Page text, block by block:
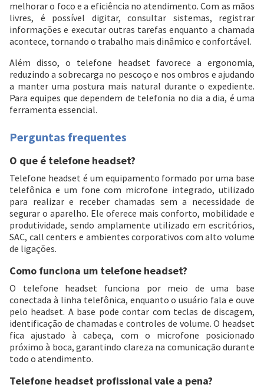
Entendi
Cartão de crédito
Entendi
Entendi
Entendi
melhorar o foco e a eficiência no atendimento. Com as mãos
livres, é possível digitar, consultar sistemas, registrar
informações e executar outras tarefas enquanto a chamada
acontece, tornando o trabalho mais dinâmico e confortável.
Além disso, o telefone headset favorece a ergonomia,
reduzindo a sobrecarga no pescoço e nos ombros e ajudando
a manter uma postura mais natural durante o expediente.
Para equipes que dependem de telefonia no dia a dia, é uma
ferramenta essencial.
Perguntas frequentes
O que é telefone headset?
Telefone headset é um equipamento formado por uma base
telefônica e um fone com microfone integrado, utilizado
para realizar e receber chamadas sem a necessidade de
segurar o aparelho. Ele oferece mais conforto, mobilidade e
produtividade, sendo amplamente utilizado em escritórios,
SAC, call centers e ambientes corporativos com alto volume
de ligações.
Como funciona um telefone headset?
O telefone headset funciona por meio de uma base
conectada à linha telefônica, enquanto o usuário fala e ouve
pelo headset. A base pode contar com teclas de discagem,
identificação de chamadas e controles de volume. O headset
fica ajustado à cabeça, com o microfone posicionado
próximo à boca, garantindo clareza na comunicação durante
todo o atendimento.
Telefone headset profissional vale a pena?